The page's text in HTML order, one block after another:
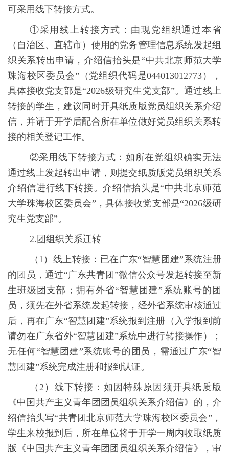
可采用线下转接方式。
①采用线上转接方式：由现党组织通过本省
（自治区、直辖市）使用的党务管理信息系统发起组
织关系转出申请，介绍信抬头是“中共北京师范大学
珠海校区委员会”（党组织代码是044013012773 ），
具体接收党支部是“2026级研究生党支部”。通过线上
转接的学生，建议同时开具纸质版党员组织关系介绍
信，并请于开学后配合所在单位做好党员组织关系转
接的相关登记工作。
②采用线下转接方式：如所在党组织确实无法
通过线上发起转出申请，则提交纸质版党员组织关系
介绍信进行线下转接。介绍信抬头是“中共北京师范
大学珠海校区委员会”，具体接收党支部是“2026级研
究生党支部”。
2. 团组织关系迁转
（ 1 ）线上转接：已在广东“智慧团建”系统注册
的团员，通过“广东共青团”微信公众号发起转接至新
生班级团支部；拥有外省“智慧团建”系统账号的团
员，须先在外省系统发起转接，经外省系统审核通过
后，再在广东“智慧团建”系统报到注册（入学报到前
请勿在广东省外“智慧团建”系统中进行转接操作）；
无任何“智慧团建”系统账号的团员，需通过广东“智
慧团建”系统完成注册和报到认证。
（ 2 ）线下转接：如因特殊原因须开具纸质版
《中国共产主义青年团团员组织关系介绍信》的，介
绍信抬头写“共青团北京师范大学珠海校区委员会”，
学生来校报到后，所在单位将于开学一周内收取纸质
版《中国共产主义青年团团员组织关系介绍信》，审